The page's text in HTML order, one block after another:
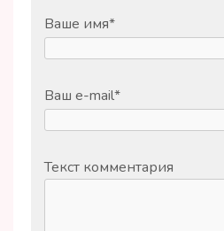
Ваше имя*
Ваш e-mail*
Текст комментария